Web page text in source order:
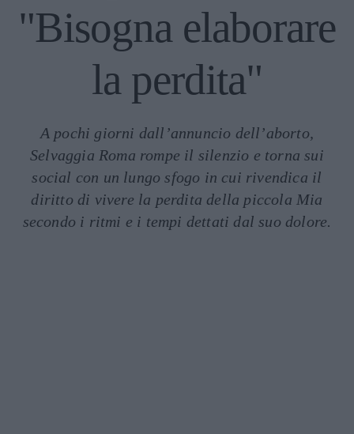
"Bisogna elaborare
la perdita"
A pochi giorni dall’annuncio dell’aborto,
Selvaggia Roma rompe il silenzio e torna sui
social con un lungo sfogo in cui rivendica il
diritto di vivere la perdita della piccola Mia
secondo i ritmi e i tempi dettati dal suo dolore.